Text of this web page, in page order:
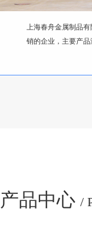
上海春舟金属制品
销的企业，主要产
产品中心 /